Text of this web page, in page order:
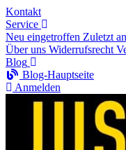
Kontakt
Service
Neu eingetroffen Zuletzt
Über uns Widerrufsrecht
Blog
Blog-Hauptseite
Anmelden